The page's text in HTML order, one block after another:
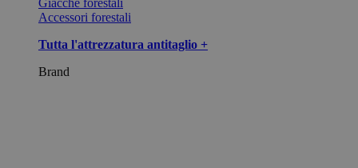
Giacche forestali
Accessori forestali
Tutta l'attrezzatura antitaglio +
Brand